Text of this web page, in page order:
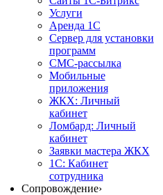
Услуги
Аренда 1С
Сервер для установки
программ
СМС-рассылка
Мобильные
приложения
ЖКХ: Личный
кабинет
Ломбард: Личный
кабинет
Заявки мастера ЖКХ
1С: Кабинет
сотрудника
Сопровождение›